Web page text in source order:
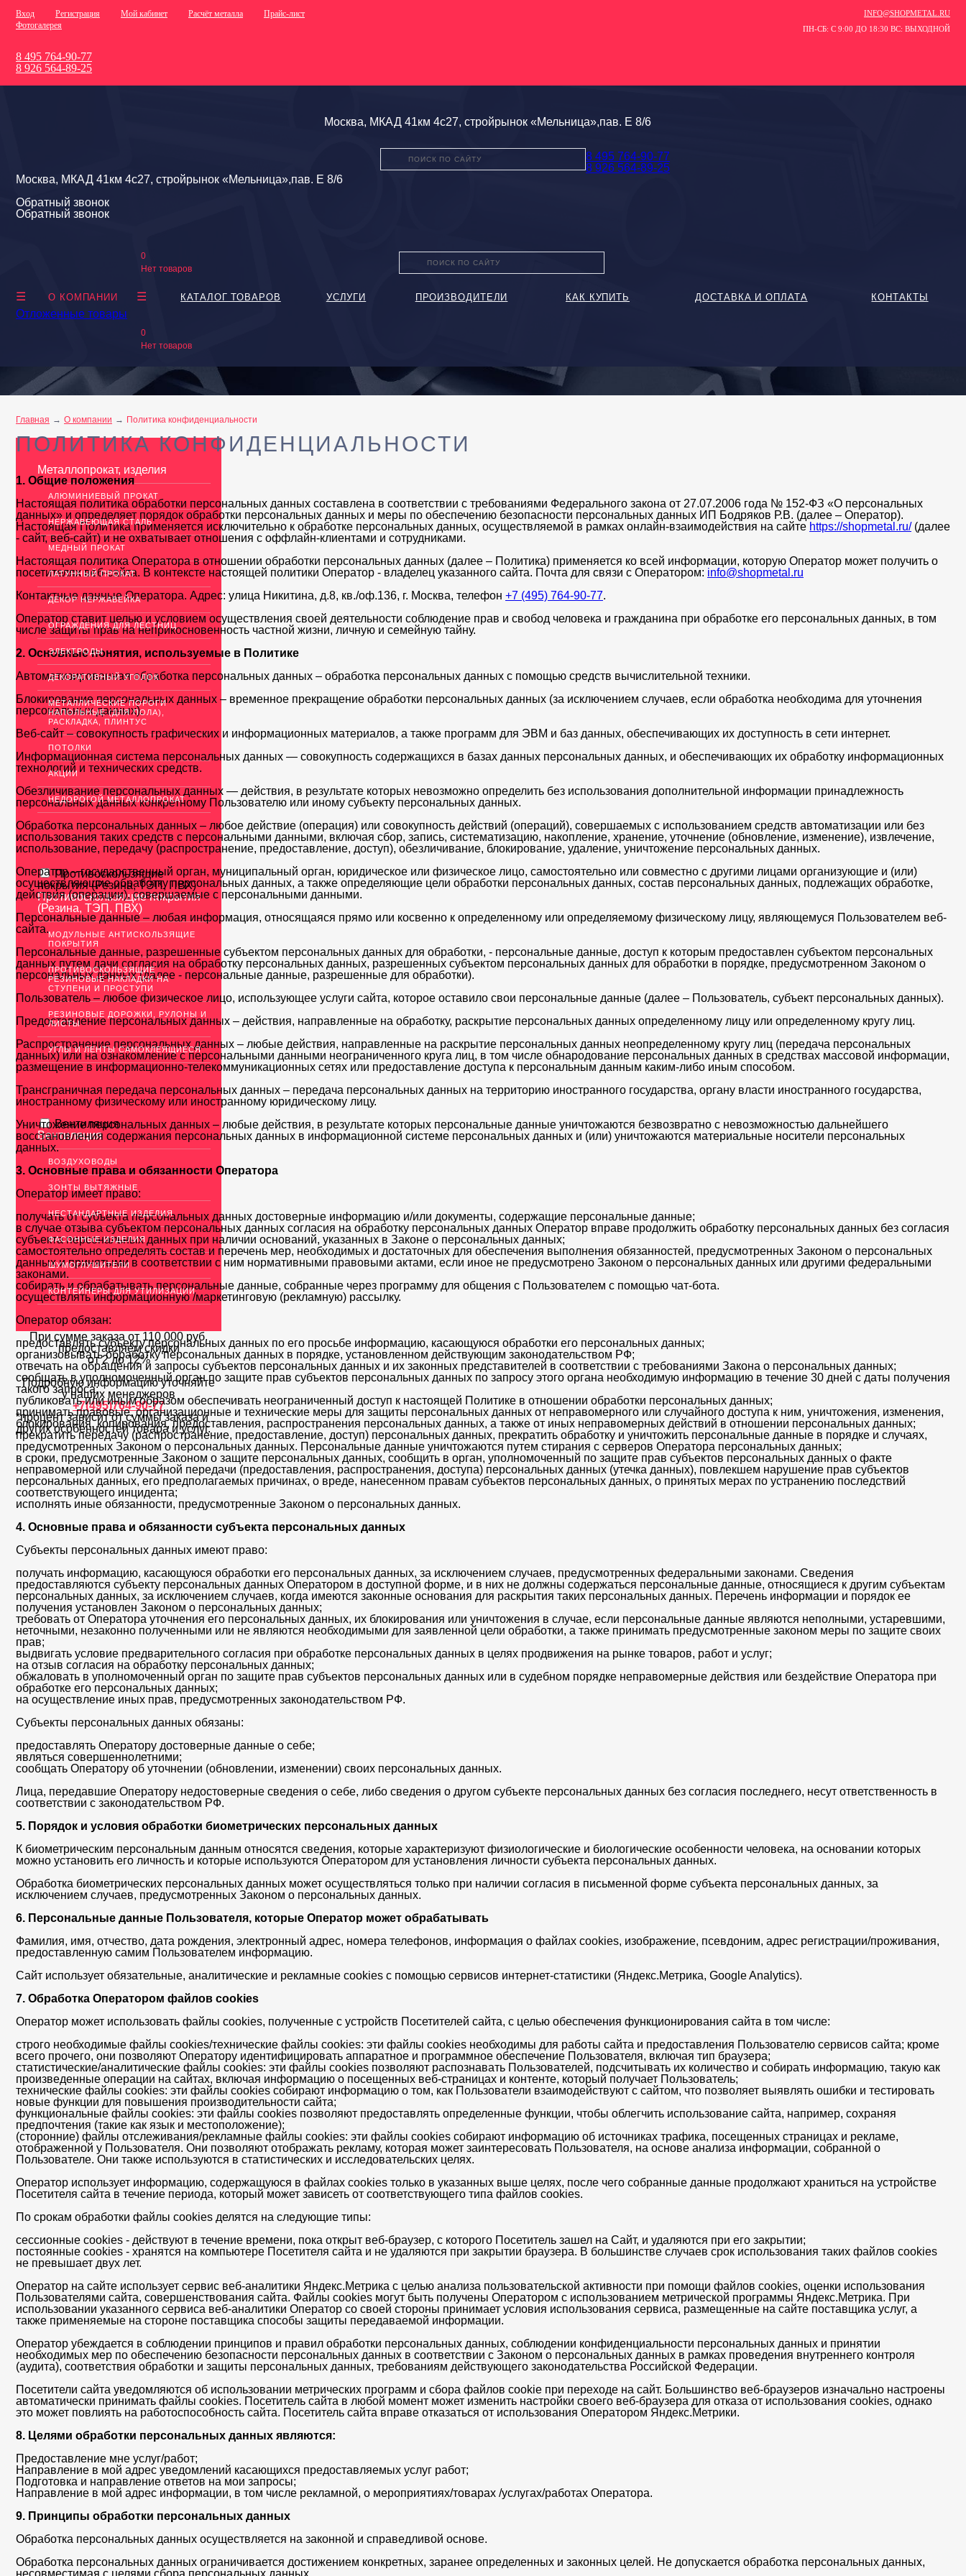
Вход Регистрация Мой кабинет Расчёт металла
Прайс-лист
Фотогалерея
INFO@SHOPMETAL.RU
ПН-СБ: С 9:00 ДО 18:30 ВС: ВЫХОДНОЙ
8 495 764-90-77
8 926 564-89-25
Москва, МКАД 41км 4с27, стройрынок «Мельница»,пав. Е 8/6
8 495 764-90-77
8 926 564-89-25
Москва, МКАД 41км 4с27, стройрынок «Мельница»,пав. Е 8/6
Обратный звонок
Обратный звонок
0
Нет товаров
О КОМПАНИИ КАТАЛОГ ТОВАРОВ УСЛУГИ ПРОИЗВОДИТЕЛИ КАК КУПИТЬ ДОСТАВКА И ОПЛАТА КОНТАКТЫ
Отложенные товары
0
Нет товаров
Металлопрокат, изделия
АЛЮМИНИЕВЫЙ ПРОКАТ
НЕРЖАВЕЮЩАЯ СТАЛЬ
МЕДНЫЙ ПРОКАТ
ЛАТУННЫЙ ПРОКАТ
ДЕКОР НЕРЖАВЕЙКА
ОГРАЖДЕНИЯ ДЛЯ ЛЕСТНИЦ
ЭЛЕКТРОДЫ
ДЕКОРАТИВНЫЙ УГОЛОК
МЕТАЛЛИЧЕСКИЕ ПОРОГИ
НАПОЛЬНЫЕ (ДЛЯ ПОЛА),
РАСКЛАДКА, ПЛИНТУС
ПОТОЛКИ
АКЦИИ
НЕДОРОГОЙ МЕТАЛЛОПРОКАТ
Противоскользящие
покрытия (Резина, ТЭП, ПВХ)
Противоскользящие покрытия
(Резина, ТЭП, ПВХ)
МОДУЛЬНЫЕ АНТИСКОЛЬЗЯЩИЕ
ПОКРЫТИЯ
ПРОТИВОСКОЛЬЗЯЩИЕ
РЕЗИНОВЫЕ НАКЛАДКИ НА
СТУПЕНИ И ПРОСТУПИ
РЕЗИНОВЫЕ ДОРОЖКИ, РУЛОНЫ И
ЛИСТЫ
УГЛЫ И ЛЕНТЫ САМОКЛЕЯЩИЕСЯ
Вентиляция
Вентиляция
ВОЗДУХОВОДЫ
ЗОНТЫ ВЫТЯЖНЫЕ
НЕСТАНДАРТНЫЕ ИЗДЕЛИЯ
ФАСОННЫЕ ИЗДЕЛИЯ
ШУМОГЛУШИТЕЛИ
КОНТЕЙНЕРЫ ДЛЯ УТИЛИЗАЦИИ
При сумме заказа от 110 000 руб.
предоставляем скидки
от 2 до 12%
Подробную информацию уточняйте
у наших менеджеров
+7(495)764-90-77
*процент зависит от суммы заказа и
других особенностей товара и услуг.
Главная О компании Политика конфиденциальности
ПОЛИТИКА КОНФИДЕНЦИАЛЬНОСТИ
1. Общие положения
Настоящая политика обработки персональных данных составлена в соответствии с требованиями Федерального закона от 27.07.2006 года № 152-ФЗ «О персональных
данных» и определяет порядок обработки персональных данных и меры по обеспечению безопасности персональных данных ИП Бодряков Р.В. (далее – Оператор).
Настоящая Политика применяется исключительно к обработке персональных данных, осуществляемой в рамках онлайн-взаимодействия на сайте https://shopmetal.ru/(далее
- сайт, веб-сайт) и не охватывает отношения с оффлайн-клиентами и сотрудниками.
Настоящая политика Оператора в отношении обработки персональных данных (далее – Политика) применяется ко всей информации, которую Оператор может получить о
посетителях веб-сайта. В контексте настоящей политики Оператор - владелец указанного сайта. Почта для связи с Оператором: info@shopmetal.ru
Контактные данные Оператора. Адрес: улица Никитина, д.8, кв./оф.136, г. Москва, телефон +7 (495) 764-90-77.
Оператор ставит целью и условием осуществления своей деятельности соблюдение прав и свобод человека и гражданина при обработке его персональных данных, в том
числе защиты прав на неприкосновенность частной жизни, личную и семейную тайну.
2. Основные понятия, используемые в Политике
Автоматизированная обработка персональных данных – обработка персональных данных с помощью средств вычислительной техники.
Блокирование персональных данных – временное прекращение обработки персональных данных (за исключением случаев, если обработка необходима для уточнения
персональных данных).
Веб-сайт – совокупность графических и информационных материалов, а также программ для ЭВМ и баз данных, обеспечивающих их доступность в сети интернет.
Информационная система персональных данных — совокупность содержащихся в базах данных персональных данных, и обеспечивающих их обработку информационных
технологий и технических средств.
Обезличивание персональных данных — действия, в результате которых невозможно определить без использования дополнительной информации принадлежность
персональных данных конкретному Пользователю или иному субъекту персональных данных.
Обработка персональных данных – любое действие (операция) или совокупность действий (операций), совершаемых с использованием средств автоматизации или без
использования таких средств с персональными данными, включая сбор, запись, систематизацию, накопление, хранение, уточнение (обновление, изменение), извлечение,
использование, передачу (распространение, предоставление, доступ), обезличивание, блокирование, удаление, уничтожение персональных данных.
Оператор – государственный орган, муниципальный орган, юридическое или физическое лицо, самостоятельно или совместно с другими лицами организующие и (или)
осуществляющие обработку персональных данных, а также определяющие цели обработки персональных данных, состав персональных данных, подлежащих обработке,
действия (операции), совершаемые с персональными данными.
Персональные данные – любая информация, относящаяся прямо или косвенно к определенному или определяемому физическому лицу, являющемуся Пользователем веб-
сайта.
Персональные данные, разрешенные субъектом персональных данных для обработки, - персональные данные, доступ к которым предоставлен субъектом персональных
данных путем дачи согласия на обработку персональных данных, разрешенных субъектом персональных данных для обработки в порядке, предусмотренном Законом о
персональных данных (далее - персональные данные, разрешенные для обработки).
Пользователь – любое физическое лицо, использующее услуги сайта, которое оставило свои персональные данные (далее – Пользователь, субъект персональных данных).
Предоставление персональных данных – действия, направленные на обработку, раскрытие персональных данных определенному лицу или определенному кругу лиц.
Распространение персональных данных – любые действия, направленные на раскрытие персональных данных неопределенному кругу лиц (передача персональных
данных) или на ознакомление с персональными данными неограниченного круга лиц, в том числе обнародование персональных данных в средствах массовой информации,
размещение в информационно-телекоммуникационных сетях или предоставление доступа к персональным данным каким-либо иным способом.
Трансграничная передача персональных данных – передача персональных данных на территорию иностранного государства, органу власти иностранного государства,
иностранному физическому или иностранному юридическому лицу.
Уничтожение персональных данных – любые действия, в результате которых персональные данные уничтожаются безвозвратно с невозможностью дальнейшего
восстановления содержания персональных данных в информационной системе персональных данных и (или) уничтожаются материальные носители персональных
данных.
3. Основные права и обязанности Оператора
Оператор имеет право:
получать от субъекта персональных данных достоверные информацию и/или документы, содержащие персональные данные;
в случае отзыва субъектом персональных данных согласия на обработку персональных данных Оператор вправе продолжить обработку персональных данных без согласия
субъекта персональных данных при наличии оснований, указанных в Законе о персональных данных;
самостоятельно определять состав и перечень мер, необходимых и достаточных для обеспечения выполнения обязанностей, предусмотренных Законом о персональных
данных и принятыми в соответствии с ним нормативными правовыми актами, если иное не предусмотрено Законом о персональных данных или другими федеральными
законами.
собирать и обрабатывать персональные данные, собранные через программу для общения с Пользователем с помощью чат-бота.
осуществлять информационную /маркетинговую (рекламную) рассылку.
Оператор обязан:
предоставлять субъекту персональных данных по его просьбе информацию, касающуюся обработки его персональных данных;
организовывать обработку персональных данных в порядке, установленном действующим законодательством РФ;
отвечать на обращения и запросы субъектов персональных данных и их законных представителей в соответствии с требованиями Закона о персональных данных;
сообщать в уполномоченный орган по защите прав субъектов персональных данных по запросу этого органа необходимую информацию в течение 30 дней с даты получения
такого запроса;
публиковать или иным образом обеспечивать неограниченный доступ к настоящей Политике в отношении обработки персональных данных;
принимать правовые, организационные и технические меры для защиты персональных данных от неправомерного или случайного доступа к ним, уничтожения, изменения,
блокирования, копирования, предоставления, распространения персональных данных, а также от иных неправомерных действий в отношении персональных данных;
прекратить передачу (распространение, предоставление, доступ) персональных данных, прекратить обработку и уничтожить персональные данные в порядке и случаях,
предусмотренных Законом о персональных данных. Персональные данные уничтожаются путем стирания с серверов Оператора персональных данных;
в сроки, предусмотренные Законом о защите персональных данных, сообщить в орган, уполномоченный по защите прав субъектов персональных данных о факте
неправомерной или случайной передачи (предоставления, распространения, доступа) персональных данных (утечка данных), повлекшем нарушение прав субъектов
персональных данных, его предполагаемых причинах, о вреде, нанесенном правам субъектов персональных данных, о принятых мерах по устранению последствий
соответствующего инцидента;
исполнять иные обязанности, предусмотренные Законом о персональных данных.
4. Основные права и обязанности субъекта персональных данных
Субъекты персональных данных имеют право:
получать информацию, касающуюся обработки его персональных данных, за исключением случаев, предусмотренных федеральными законами. Сведения
предоставляются субъекту персональных данных Оператором в доступной форме, и в них не должны содержаться персональные данные, относящиеся к другим субъектам
персональных данных, за исключением случаев, когда имеются законные основания для раскрытия таких персональных данных. Перечень информации и порядок ее
получения установлен Законом о персональных данных;
требовать от Оператора уточнения его персональных данных, их блокирования или уничтожения в случае, если персональные данные являются неполными, устаревшими,
неточными, незаконно полученными или не являются необходимыми для заявленной цели обработки, а также принимать предусмотренные законом меры по защите своих
прав;
выдвигать условие предварительного согласия при обработке персональных данных в целях продвижения на рынке товаров, работ и услуг;
на отзыв согласия на обработку персональных данных;
обжаловать в уполномоченный орган по защите прав субъектов персональных данных или в судебном порядке неправомерные действия или бездействие Оператора при
обработке его персональных данных;
на осуществление иных прав, предусмотренных законодательством РФ.
Субъекты персональных данных обязаны:
предоставлять Оператору достоверные данные о себе;
являться совершеннолетними;
сообщать Оператору об уточнении (обновлении, изменении) своих персональных данных.
Лица, передавшие Оператору недостоверные сведения о себе, либо сведения о другом субъекте персональных данных без согласия последнего, несут ответственность в
соответствии с законодательством РФ.
5. Порядок и условия обработки биометрических персональных данных
К биометрическим персональным данным относятся сведения, которые характеризуют физиологические и биологические особенности человека, на основании которых
можно установить его личность и которые используются Оператором для установления личности субъекта персональных данных.
Обработка биометрических персональных данных может осуществляться только при наличии согласия в письменной форме субъекта персональных данных, за
исключением случаев, предусмотренных Законом о персональных данных.
6. Персональные данные Пользователя, которые Оператор может обрабатывать
Фамилия, имя, отчество, дата рождения, электронный адрес, номера телефонов, информация о файлах cookies, изображение, псевдоним, адрес регистрации/проживания,
предоставленную самим Пользователем информацию.
Сайт использует обязательные, аналитические и рекламные cookies с помощью сервисов интернет-статистики (Яндекс.Метрика, Google Analytics).
7. Обработка Оператором файлов cookies
Оператор может использовать файлы cookies, полученные с устройств Посетителей сайта, с целью обеспечения функционирования сайта в том числе:
строго необходимые файлы cookies/технические файлы cookies: эти файлы cookies необходимы для работы сайта и предоставления Пользователю сервисов сайта; кроме
всего прочего, они позволяют Оператору идентифицировать аппаратное и программное обеспечение Пользователя, включая тип браузера;
статистические/аналитические файлы cookies: эти файлы cookies позволяют распознавать Пользователей, подсчитывать их количество и собирать информацию, такую как
произведенные операции на сайтах, включая информацию о посещенных веб-страницах и контенте, который получает Пользователь;
технические файлы cookies: эти файлы cookies собирают информацию о том, как Пользователи взаимодействуют с сайтом, что позволяет выявлять ошибки и тестировать
новые функции для повышения производительности сайта;
функциональные файлы cookies: эти файлы cookies позволяют предоставлять определенные функции, чтобы облегчить использование сайта, например, сохраняя
предпочтения (такие как язык и местоположение);
(сторонние) файлы отслеживания/рекламные файлы cookies: эти файлы cookies собирают информацию об источниках трафика, посещенных страницах и рекламе,
отображенной у Пользователя. Они позволяют отображать рекламу, которая может заинтересовать Пользователя, на основе анализа информации, собранной о
Пользователе. Они также используются в статистических и исследовательских целях.
Оператор использует информацию, содержащуюся в файлах сookies только в указанных выше целях, после чего собранные данные продолжают храниться на устройстве
Посетителя сайта в течение периода, который может зависеть от соответствующего типа файлов соokies.
По срокам обработки файлы cookies делятся на следующие типы:
сессионные cookies - действуют в течение времени, пока открыт веб-браузер, с которого Посетитель зашел на Сайт, и удаляются при его закрытии;
постоянные cookies - хранятся на компьютере Посетителя сайта и не удаляются при закрытии браузера. В большинстве случаев срок использования таких файлов соokies
не превышает двух лет.
Оператор на сайте использует сервис веб-аналитики Яндекс.Метрика с целью анализа пользовательской активности при помощи файлов cookies, оценки использования
Пользователями сайта, совершенствования сайта. Файлы cookies могут быть получены Оператором с использованием метрической программы Яндекс.Метрика. При
использовании указанного сервиса веб-аналитики Оператор со своей стороны принимает условия использования сервиса, размещенные на сайте поставщика услуг, а
также применяемые на стороне поставщика способы защиты передаваемой информации.
Оператор убеждается в соблюдении принципов и правил обработки персональных данных, соблюдении конфиденциальности персональных данных и принятии
необходимых мер по обеспечению безопасности персональных данных в соответствии с Законом о персональных данных в рамках проведения внутреннего контроля
(аудита), соответствия обработки и защиты персональных данных, требованиям действующего законодательства Российской Федерации.
Посетители сайта уведомляются об использовании метрических программ и сбора файлов соokie при переходе на сайт. Большинство веб-браузеров изначально настроены
автоматически принимать файлы cookies. Посетитель сайта в любой момент может изменить настройки своего веб-браузера для отказа от использования cookies, однако
это может повлиять на работоспособность сайта. Посетитель сайта вправе отказаться от использования Оператором Яндекс.Метрики.
8. Целями обработки персональных данных являются:
Предоставление мне услуг/работ;
Направление в мой адрес уведомлений касающихся предоставляемых услуг работ;
Подготовка и направление ответов на мои запросы;
Направление в мой адрес информации, в том числе рекламной, о мероприятиях/товарах /услугах/работах Оператора.
9. Принципы обработки персональных данных
Обработка персональных данных осуществляется на законной и справедливой основе.
Обработка персональных данных ограничивается достижением конкретных, заранее определенных и законных целей. Не допускается обработка персональных данных,
несовместимая с целями сбора персональных данных.